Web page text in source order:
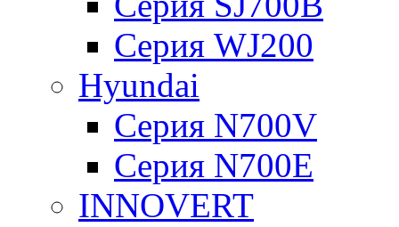
Серия WJ200
Hyundai
Серия N700V
Серия N700Е
INNOVERT